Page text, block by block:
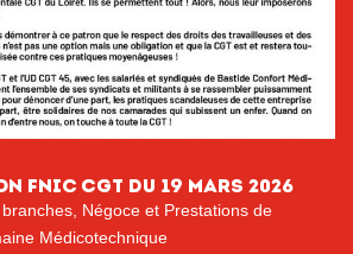
FNIC cgt DU 19 MARS 2026
Négoce et Prestations de
Médicotechnique